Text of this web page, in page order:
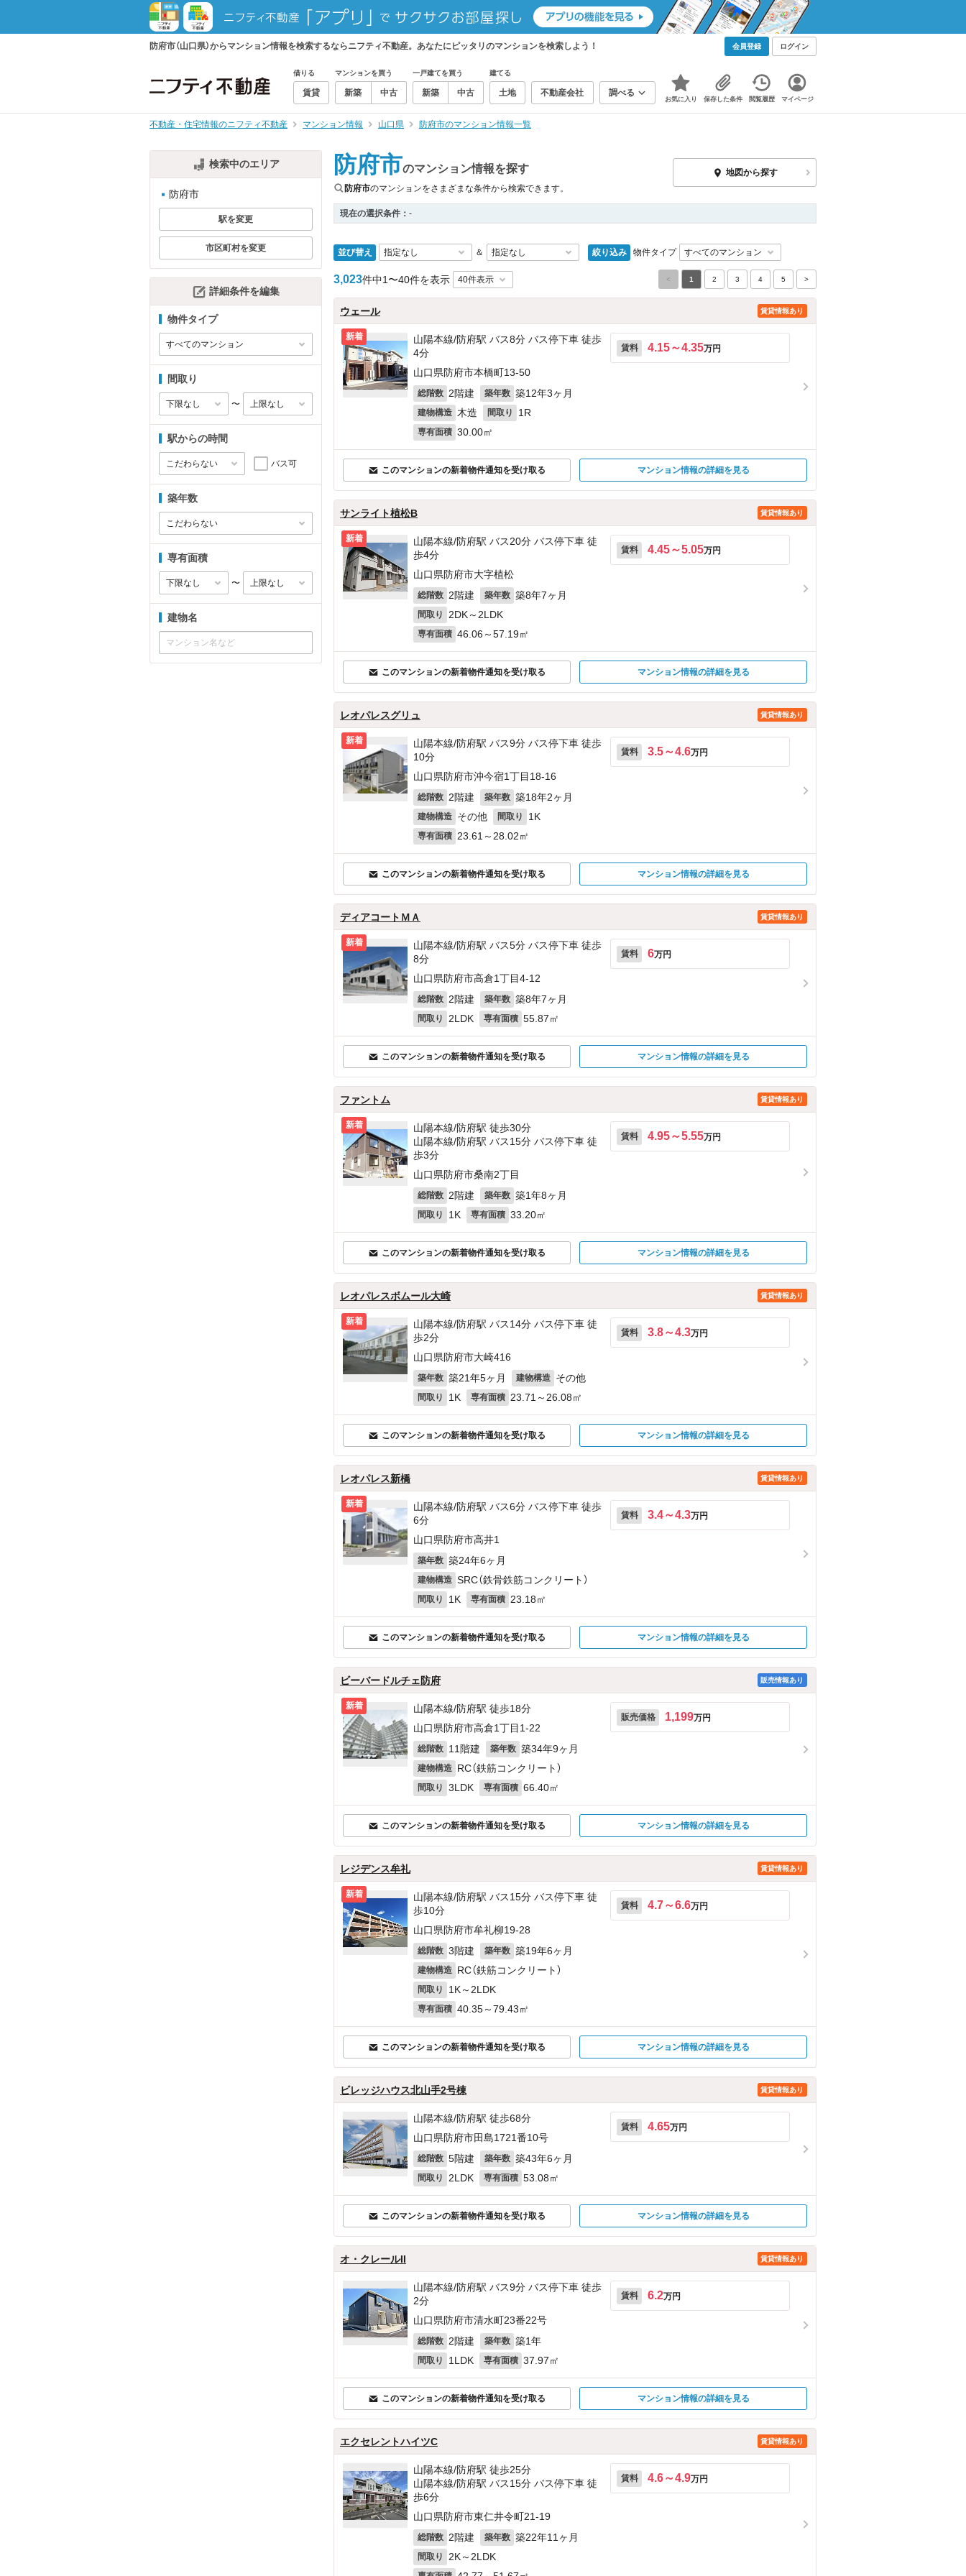
防府市（山口県）からマンション情報を検索するならニフティ不動産。あなたにピッタリのマンションを検索しよう！ 会員登録 ログイン
借りる
賃貸
マンションを買う
新築 中古
一戸建てを買う
新築 中古
建てる
土地 不動産会社 調べる
お気に入り 保存した条件 閲覧履歴 マイページ
不動産・住宅情報のニフティ不動産 マンション情報 山口県 防府市のマンション情報一覧
検索中のエリア
防府市
駅を変更
市区町村を変更
詳細条件を編集
物件タイプ
間取り
〜
駅からの時間
バス可
築年数
専有面積
〜
建物名
防府市のマンション情報を探す
防府市のマンションをさまざまな条件から検索できます。
地図から探す
現在の選択条件： -
並び替え ＆ 絞り込み 物件タイプ
3,023件中1〜40件を表示 < 1 2 3 4 5 >
ウェール 賃貸情報あり
新着
山陽本線/防府駅 バス8分 バス停下車 徒歩
4分
山口県防府市本橋町13-50
総階数 2階建 築年数 築12年3ヶ月
建物構造 木造 間取り 1R
専有面積 30.00㎡
賃料 4.15～4.35万円
このマンションの新着物件通知を受け取る マンション情報の詳細を見る
サンライト植松B 賃貸情報あり
新着
山陽本線/防府駅 バス20分 バス停下車 徒
歩4分
山口県防府市大字植松
総階数 2階建 築年数 築8年7ヶ月
間取り 2DK～2LDK
専有面積 46.06～57.19㎡
賃料 4.45～5.05万円
このマンションの新着物件通知を受け取る マンション情報の詳細を見る
レオパレスグリュ 賃貸情報あり
新着
山陽本線/防府駅 バス9分 バス停下車 徒歩
10分
山口県防府市沖今宿1丁目18-16
総階数 2階建 築年数 築18年2ヶ月
建物構造 その他 間取り 1K
専有面積 23.61～28.02㎡
賃料 3.5～4.6万円
このマンションの新着物件通知を受け取る マンション情報の詳細を見る
ディアコートＭＡ 賃貸情報あり
新着
山陽本線/防府駅 バス5分 バス停下車 徒歩
8分
山口県防府市高倉1丁目4-12
総階数 2階建 築年数 築8年7ヶ月
間取り 2LDK 専有面積 55.87㎡
賃料 6万円
このマンションの新着物件通知を受け取る マンション情報の詳細を見る
ファントム 賃貸情報あり
新着
山陽本線/防府駅 徒歩30分
山陽本線/防府駅 バス15分 バス停下車 徒
歩3分
山口県防府市桑南2丁目
総階数 2階建 築年数 築1年8ヶ月
間取り 1K 専有面積 33.20㎡
賃料 4.95～5.55万円
このマンションの新着物件通知を受け取る マンション情報の詳細を見る
レオパレスボムール大崎 賃貸情報あり
新着
山陽本線/防府駅 バス14分 バス停下車 徒
歩2分
山口県防府市大崎416
築年数 築21年5ヶ月 建物構造 その他
間取り 1K 専有面積 23.71～26.08㎡
賃料 3.8～4.3万円
このマンションの新着物件通知を受け取る マンション情報の詳細を見る
レオパレス新橋 賃貸情報あり
新着
山陽本線/防府駅 バス6分 バス停下車 徒歩
6分
山口県防府市高井1
築年数 築24年6ヶ月
建物構造 SRC（鉄骨鉄筋コンクリート）
間取り 1K 専有面積 23.18㎡
賃料 3.4～4.3万円
このマンションの新着物件通知を受け取る マンション情報の詳細を見る
ビーバードルチェ防府 販売情報あり
新着
山陽本線/防府駅 徒歩18分
山口県防府市高倉1丁目1-22
総階数 11階建 築年数 築34年9ヶ月
建物構造 RC（鉄筋コンクリート）
間取り 3LDK 専有面積 66.40㎡
販売価格 1,199万円
このマンションの新着物件通知を受け取る マンション情報の詳細を見る
レジデンス牟礼 賃貸情報あり
新着
山陽本線/防府駅 バス15分 バス停下車 徒
歩10分
山口県防府市牟礼柳19-28
総階数 3階建 築年数 築19年6ヶ月
建物構造 RC（鉄筋コンクリート）
間取り 1K～2LDK
専有面積 40.35～79.43㎡
賃料 4.7～6.6万円
このマンションの新着物件通知を受け取る マンション情報の詳細を見る
ビレッジハウス北山手2号棟 賃貸情報あり
山陽本線/防府駅 徒歩68分
山口県防府市田島1721番10号
総階数 5階建 築年数 築43年6ヶ月
間取り 2LDK 専有面積 53.08㎡
賃料 4.65万円
このマンションの新着物件通知を受け取る マンション情報の詳細を見る
オ・クレールII 賃貸情報あり
山陽本線/防府駅 バス9分 バス停下車 徒歩
2分
山口県防府市清水町23番22号
総階数 2階建 築年数 築1年
間取り 1LDK 専有面積 37.97㎡
賃料 6.2万円
このマンションの新着物件通知を受け取る マンション情報の詳細を見る
エクセレントハイツC 賃貸情報あり
山陽本線/防府駅 徒歩25分
山陽本線/防府駅 バス15分 バス停下車 徒
歩6分
山口県防府市東仁井令町21-19
総階数 2階建 築年数 築22年11ヶ月
間取り 2K～2LDK
賃料 4.6～4.9万円